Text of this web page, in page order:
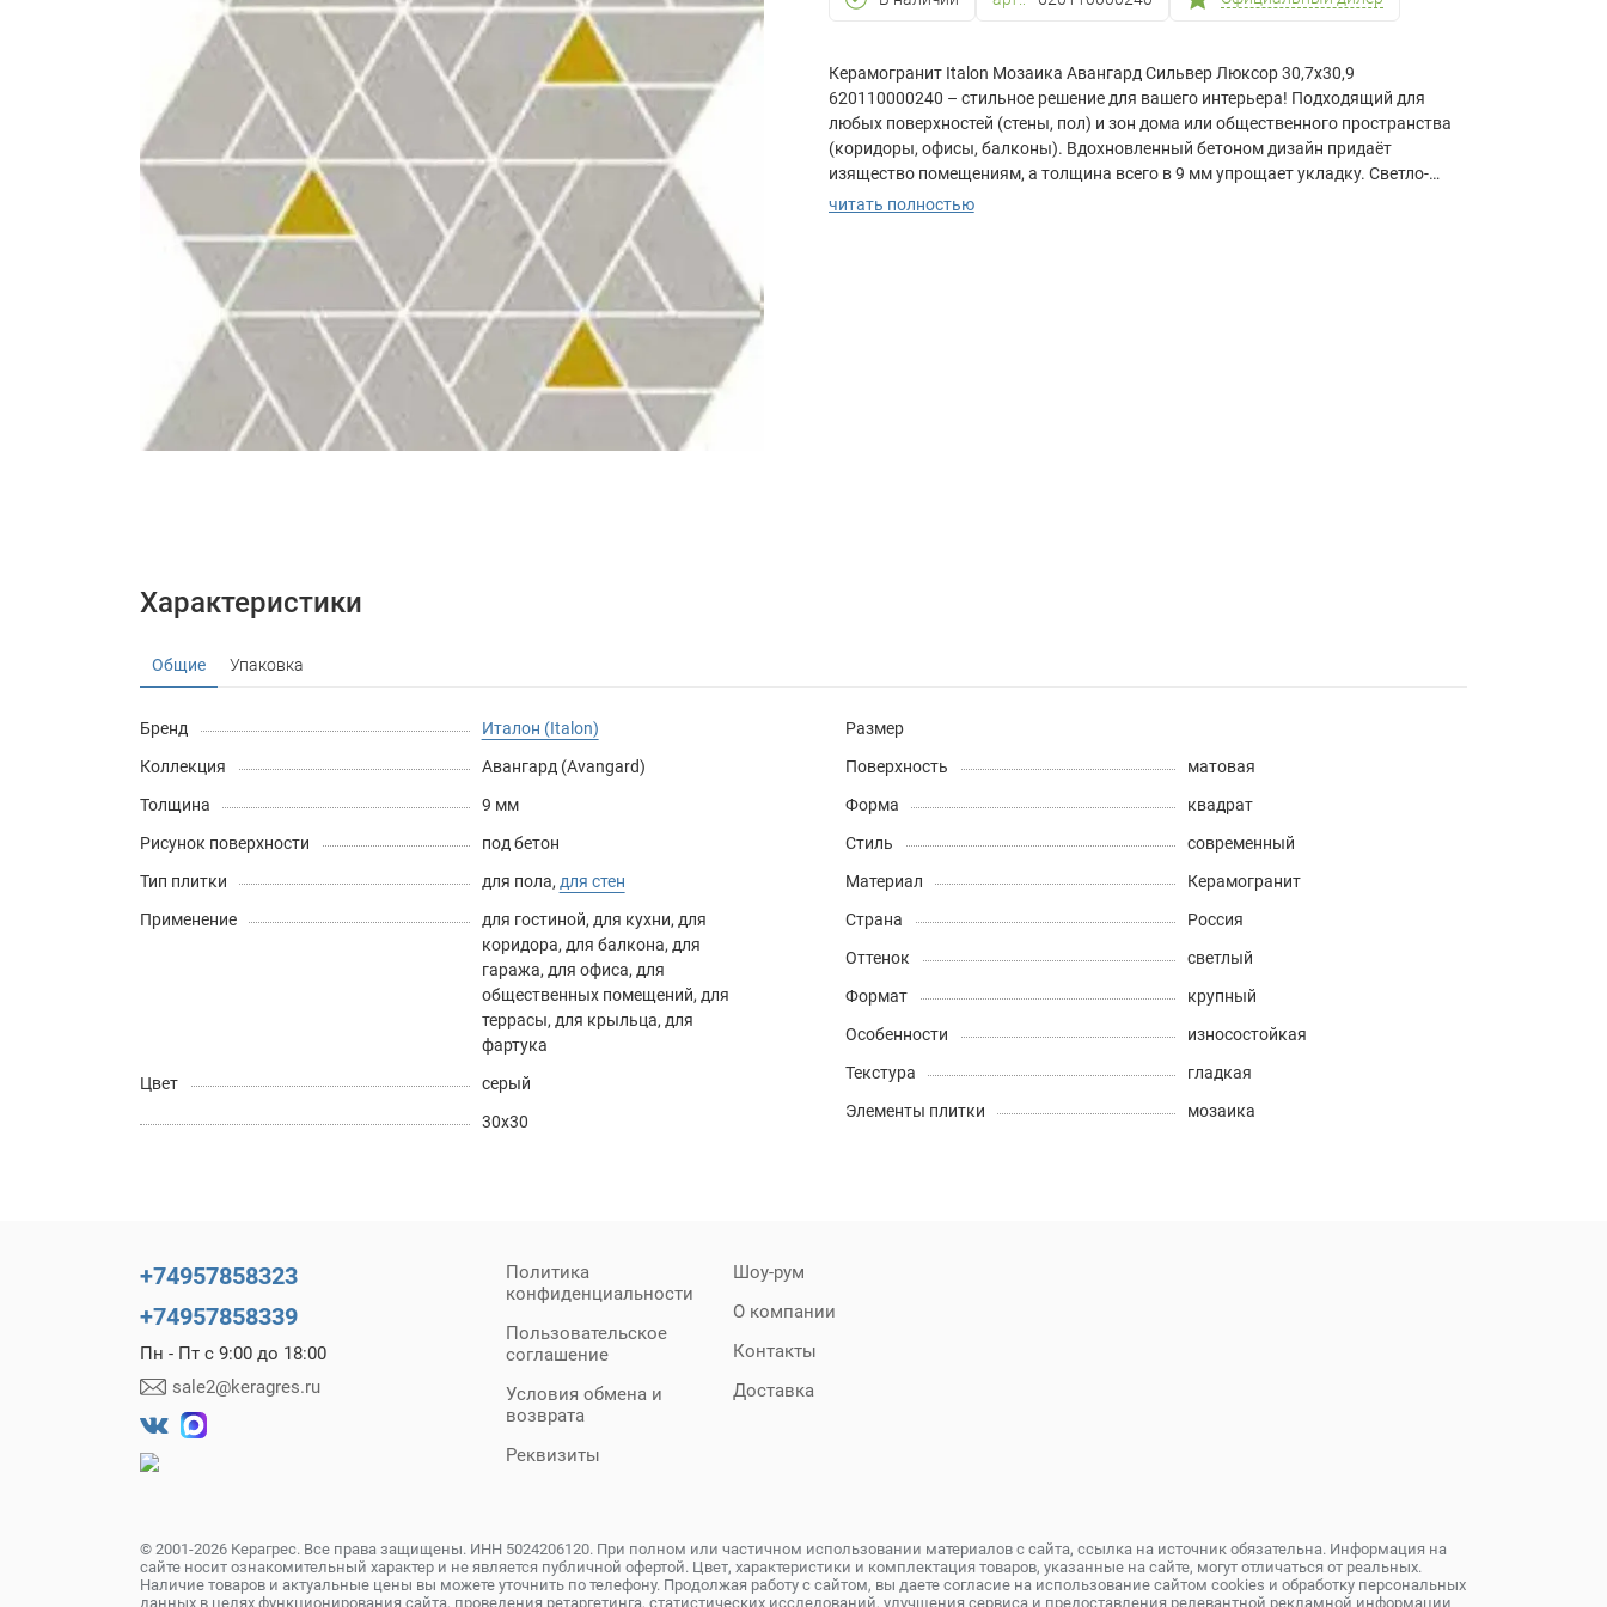
Керамогранит Italon Мозаика Авангард Сильвер Люксор 30,7х30,9
620110000240 – стильное решение для вашего интерьера! Подходящий для
любых поверхностей (стены, пол) и зон дома или общественного пространства
(коридоры, офисы, балконы). Вдохновленный бетоном дизайн придаёт
изящество помещениям, а толщина всего в 9 мм упрощает укладку. Светло-
серый оттенок универсален, крупные квадраты визуально расширяют
читать полностью
Характеристики
Общие Упаковка
Бренд
Италон (Italon)
Коллекция
Авангард (Avangard)
Толщина
9 мм
Рисунок поверхности
под бетон
Тип плитки
для пола, для стен
Применение
для гостиной, для кухни, для
коридора, для балкона, для
гаража, для офиса, для
общественных помещений, для
террасы, для крыльца, для
фартука
Цвет
серый
Размер
30х30
Поверхность
матовая
Форма
квадрат
Стиль
современный
Материал
Керамогранит
Страна
Россия
Оттенок
светлый
Формат
крупный
Особенности
износостойкая
Текстура
гладкая
Элементы плитки
мозаика
+74957858323
+74957858339
Пн - Пт с 9:00 до 18:00
sale2@keragres.ru
Политика
конфиденциальности
Пользовательское
соглашение
Условия обмена и
возврата
Реквизиты
Шоу-рум
О компании
Контакты
Доставка
© 2001-2026 Керагрес. Все права защищены. ИНН 5024206120. При полном или частичном использовании материалов с сайта, ссылка на источник обязательна. Информация на
сайте носит ознакомительный характер и не является публичной офертой. Цвет, характеристики и комплектация товаров, указанные на сайте, могут отличаться от реальных.
Наличие товаров и актуальные цены вы можете уточнить по телефону. Продолжая работу с сайтом, вы даете согласие на использование сайтом cookies и обработку персональных
данных в целях функционирования сайта, проведения ретаргетинга, статистических исследований, улучшения сервиса и предоставления релевантной рекламной информации